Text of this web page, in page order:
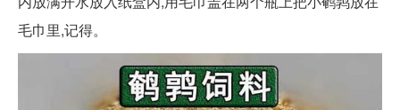
毛巾里,记得。